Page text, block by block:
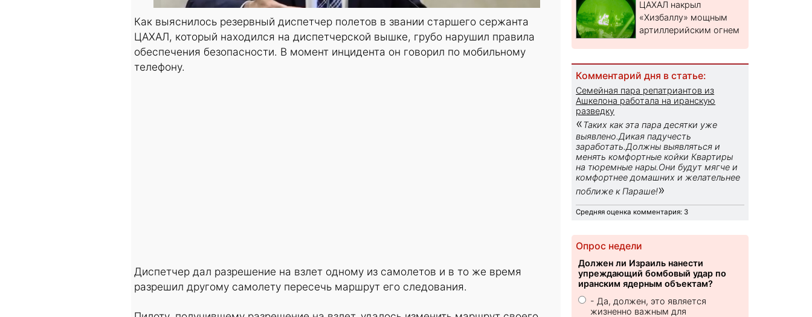
Как выяснилось резервный диспетчер полетов в звании старшего сержанта
ЦАХАЛ, который находился на диспетчерской вышке, грубо нарушил правила
обеспечения безопасности. В момент инцидента он говорил по мобильному
телефону.
Диспетчер дал разрешение на взлет одному из самолетов и в то же время
разрешил другому самолету пересечь маршрут его следования.
ЦАХАЛ накрыл
«Хизбаллу» мощным
артиллерийским огнем
Комментарий дня в статье:
Семейная пара репатриантов из
Ашкелона работала на иранскую
разведку
«Таких как эта пара десятки уже
выявлено.Дикая падучесть
заработать.Должны выявляться и
менять комфортные койки Квартиры
на тюремные нары.Они будут мягче и
комфортнее домашних и желательнее
поближе к Параше!»
Средняя оценка комментария: 3
Опрос недели
Должен ли Израиль нанести
упреждающий бомбовый удар по
иранским ядерным объектам?
- Да, должен, это является
жизненно важным для